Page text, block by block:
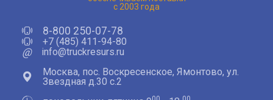
с 2003 года
8-800 250-07-78
+7 (485) 411-94-80
@
info@truckresurs.ru
Москва, пос. Воскресенское, Ямонтово, ул.
Звездная д.30 с.2